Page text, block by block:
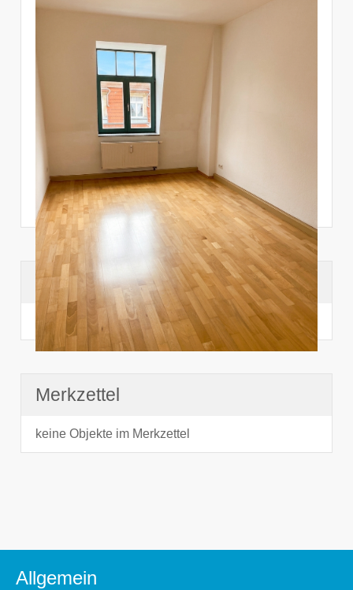
Suchhistorie
noch nichts angesehen
Merkzettel
keine Objekte im Merkzettel
Allgemein